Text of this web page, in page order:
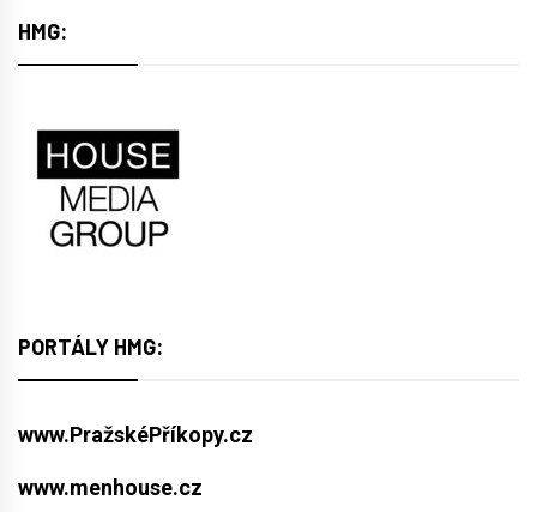
HMG:
PORTÁLY HMG:
www.PražskéPříkopy.cz
www.menhouse.cz